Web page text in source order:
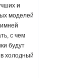
и
моделей
с чем
будут
холодный